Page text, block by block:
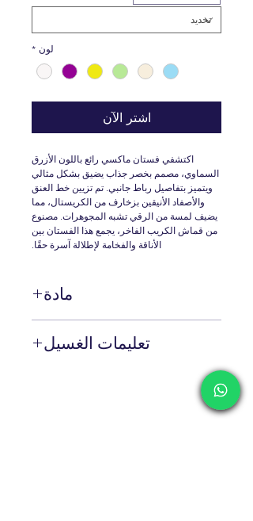
لون *
اشترِ الآن
اكتشفي فستان ماكسي رائع باللون الأزرق
السماوي، مصمم بخصر جذاب يضيق بشكل مثالي
ويتميز بتفاصيل رباط جانبي. تم تزيين خط العنق
والأصفاد الأنيقين بزخارف من الكريستال، مما
يضيف لمسة من الرقي تشبه المجوهرات. مصنوع
من قماش الكريب الفاخر، يجمع هذا الفستان بين
الأناقة والفخامة لإطلالة آسرة حقًا.
مادة
تعليمات الغسيل